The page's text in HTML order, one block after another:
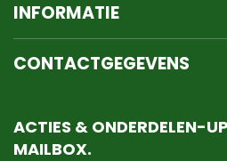
INFORMATIE
CONTACTGEGEVENS
ACTIES & ONDERDELEN-
MAILBOX.